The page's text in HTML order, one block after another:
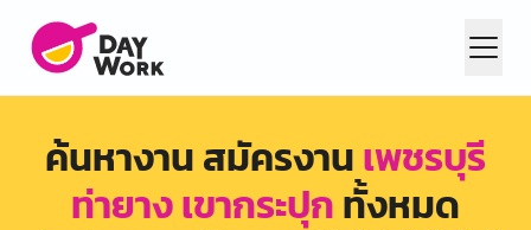
ค้นหางาน สมัครงานเพชรบุรี
ท่ายาง เขากระปุกทั้งหมด